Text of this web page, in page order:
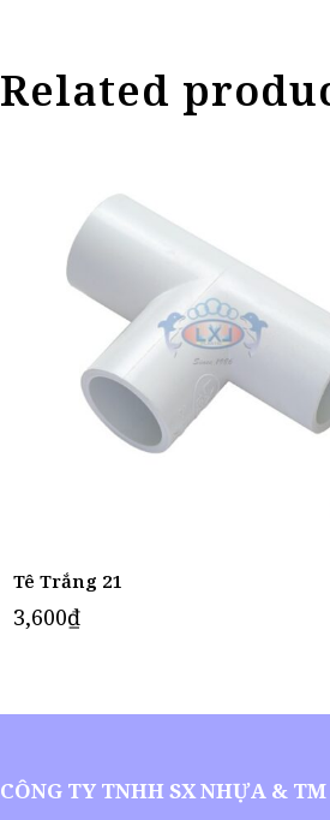
Related
Tê Trắng 21
3,600₫
CÔNG TY TNHH SX NHỰA &